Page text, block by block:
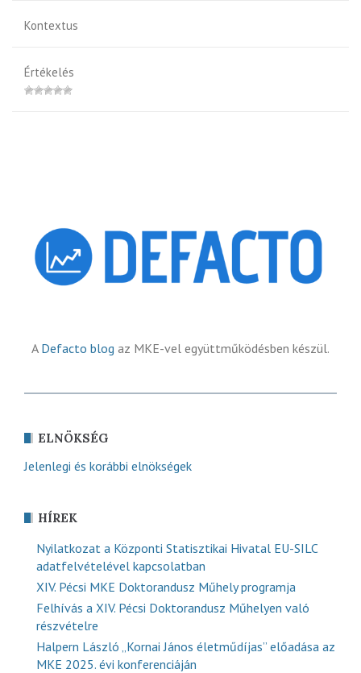
Kontextus
Értékelés
A Defacto blog az MKE-vel együttműködésben készül.
ELNÖKSÉG
Jelenlegi és korábbi elnökségek
HÍREK
Nyilatkozat a Központi Statisztikai Hivatal EU-SILC
adatfelvételével kapcsolatban
XIV. Pécsi MKE Doktorandusz Műhely programja
Felhívás a XIV. Pécsi Doktorandusz Műhelyen való
részvételre
Halpern László „Kornai János életműdíjas” előadása az
MKE 2025. évi konferenciáján